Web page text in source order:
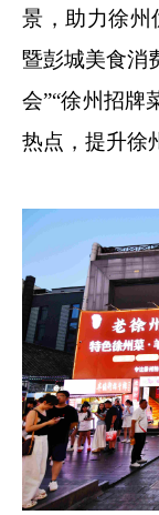
景，助力徐州
暨彭城美食消
会”“徐州招牌
热点，提升徐